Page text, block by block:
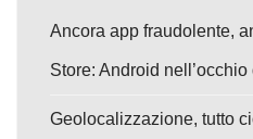
Ancora app fraudolente,
Store: Android
Geolocalizzazione, tutto